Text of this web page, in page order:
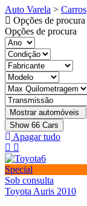
Auto Varela > Carros
Opções de procura
Opções de procura
Show 66 Cars
Apagar tudo
Special
Sob consulta
Toyota Auris 2010